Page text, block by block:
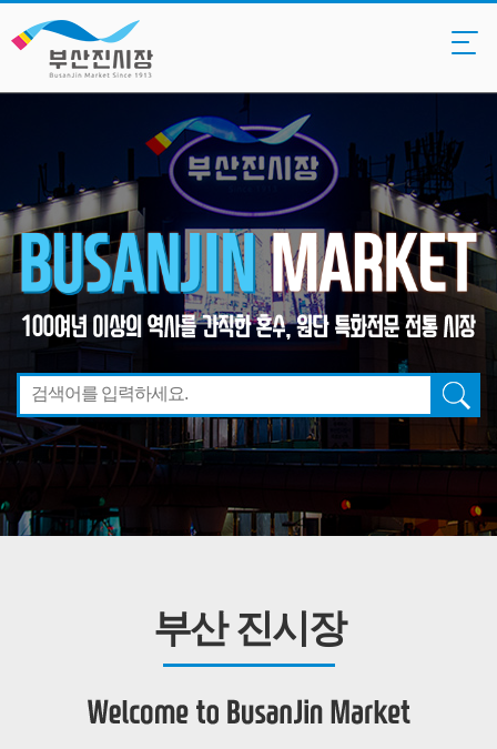
부산 진시장